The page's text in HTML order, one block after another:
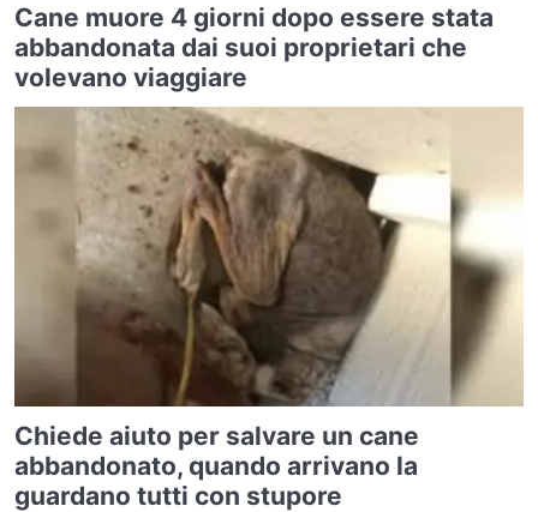
Cane muore 4 giorni dopo essere stata
abbandonata dai suoi proprietari che
volevano viaggiare
Chiede aiuto per salvare un cane
abbandonato, quando arrivano la
guardano tutti con stupore